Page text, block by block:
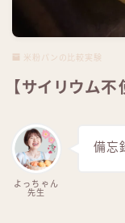
米粉パンの比較実験
【サイリウム
よっちゃん
先生
備忘